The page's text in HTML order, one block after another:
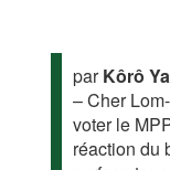
parKôrô
– Cher
voter le
réaction du